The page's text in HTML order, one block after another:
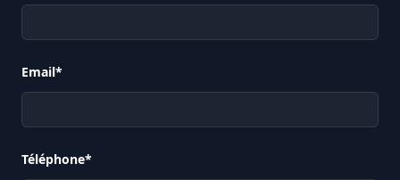
Email*
Téléphone*